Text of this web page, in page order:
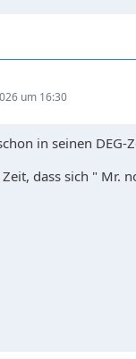
um 16:30
in seinen
dass sich " Mr.